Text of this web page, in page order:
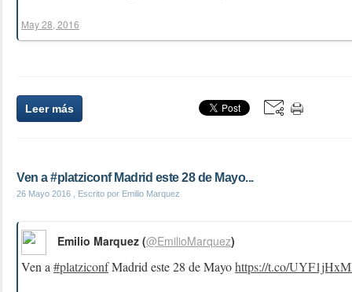
May 28, 2016
Leer más
Ven a #platziconf Madrid este 28 de Mayo...
26 Mayo 2016 , Escrito por Emilio Marquez
Ven a #platziconfMadrid este 28 de Mayohttps://t.co/
Emilio Marquez (@EmilioMarquez)